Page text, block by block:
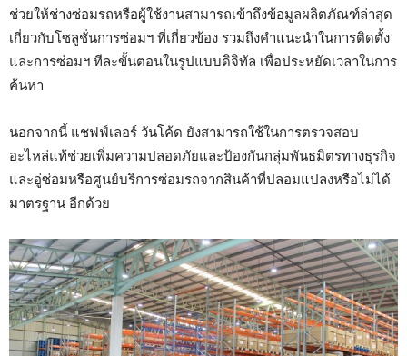
ช่วยให้ช่างซ่อมรถหรือผู้ใช้งานสามารถเข้าถึงข้อมูลผลิตภัณฑ์ล่าสุด
เกี่ยวกับโซลูชั่นการซ่อมฯ ที่เกี่ยวข้อง รวมถึงคำแนะนำในการติดตั้ง
และการซ่อมฯ ทีละขั้นตอนในรูปแบบดิจิทัล เพื่อประหยัดเวลาในการ
ค้นหา
นอกจากนี้ แชฟฟ์เลอร์ วันโค้ด ยังสามารถใช้ในการตรวจสอบ
อะไหล่แท้ช่วยเพิ่มความปลอดภัยและป้องกันกลุ่มพันธมิตรทางธุรกิจ
และอู่ซ่อมหรือศูนย์บริการซ่อมรถจากสินค้าที่ปลอมแปลงหรือไม่ได้
มาตรฐาน อีกด้วย